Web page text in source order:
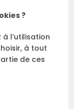
?
l’utilisation
à tout
de ces